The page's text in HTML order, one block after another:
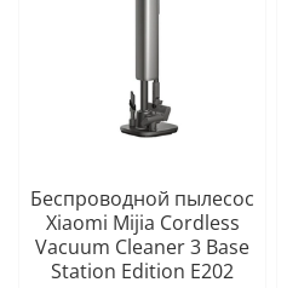
Беспроводной пылесос
Xiaomi Mijia Cordless
Vacuum Cleaner 3 Base
Station Edition E202